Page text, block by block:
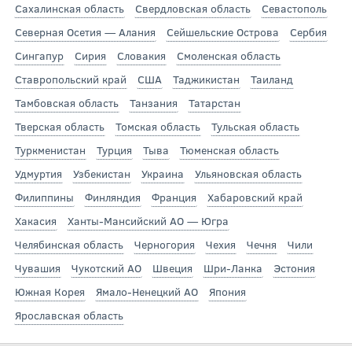
Сахалинская область
Свердловская область
Севастополь
Северная Осетия — Алания
Сейшельские Острова
Сербия
Сингапур
Сирия Словакия
Смоленская область
Ставропольский край
США Таджикистан
Таиланд
Тамбовская область
Танзания
Татарстан
Тверская область
Томская область
Тульская область
Туркменистан
Турция Тыва
Тюменская область
Удмуртия
Узбекистан Украина
Ульяновская область
Филиппины
Финляндия Франция
Хабаровский край
Хакасия
Ханты-Мансийский АО — Югра
Челябинская область
Черногория Чехия Чечня
Чили
Чувашия
Чукотский АО Швеция Шри-Ланка
Эстония
Южная Корея
Ямало-Ненецкий АО
Япония
Ярославская область